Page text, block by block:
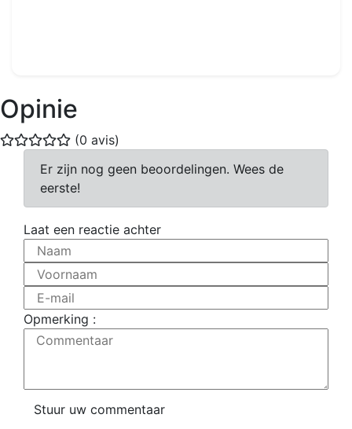
Opinie
(0 avis)
Er zijn nog geen beoordelingen. Wees de
eerste!
Laat een reactie achter
Naam
Voornaam
E-mail
Opmerking :
Commentaar
Stuur uw commentaar